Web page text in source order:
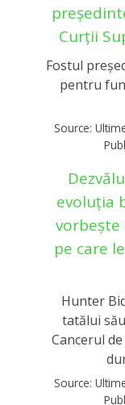
Curții
Fostul
pentru
Source:
evoluția
pe care
Hunter
tatălui
Cancerul
Source: